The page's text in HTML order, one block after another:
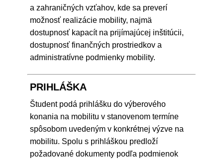
a zahraničných vzťahov, kde sa preverí
možnosť realizácie mobility, najmä
dostupnosť kapacít na prijímajúcej inštitúcii,
dostupnosť finančných prostriedkov a
administratívne podmienky mobility.
PRIHLÁŠKA
Študent podá prihlášku do výberového
konania na mobilitu v stanovenom termíne
spôsobom uvedeným v konkrétnej výzve na
mobilitu. Spolu s prihláškou predloží
požadované dokumenty podľa podmienok